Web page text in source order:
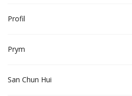
Profil
Prym
San Chun Hui